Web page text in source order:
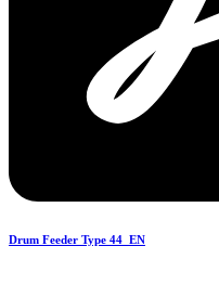
Drum Feeder Type 44_EN